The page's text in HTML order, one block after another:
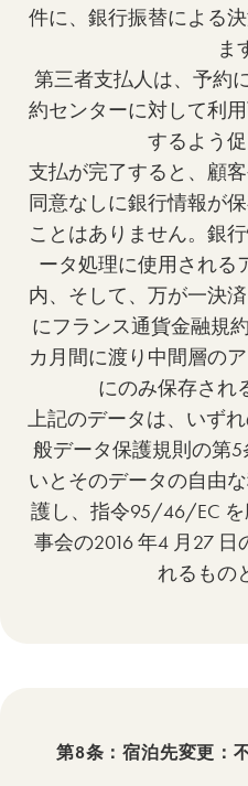
件に、銀行振替による
ま
第三者支払人は、予約
約センターに対して利
するよう促
支払が完了すると、顧
同意なしに銀行情報が
ことはありません。銀
ータ処理に使用される
内、そして、万が一決
にフランス通貨金融規
カ月間に渡り中間層の
にのみ保存され
上記のデータは、いず
般データ保護規則の第
いとそのデータの自由
護し、指令95/46/EC
事会の2016 年4 月27 日
れるもの
第8条：宿泊先変更：